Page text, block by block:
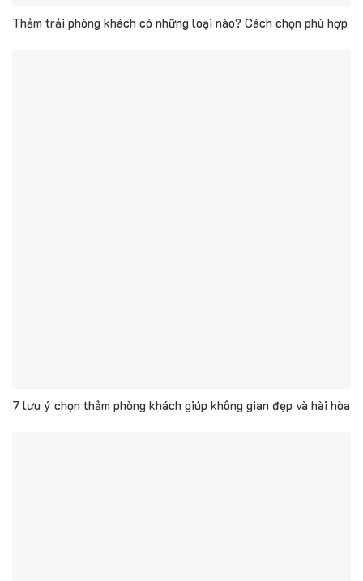
Thảm trải phòng khách có những loại nào? Cách chọn phù hợp
7 lưu ý chọn thảm phòng khách giúp không gian đẹp và hài hòa